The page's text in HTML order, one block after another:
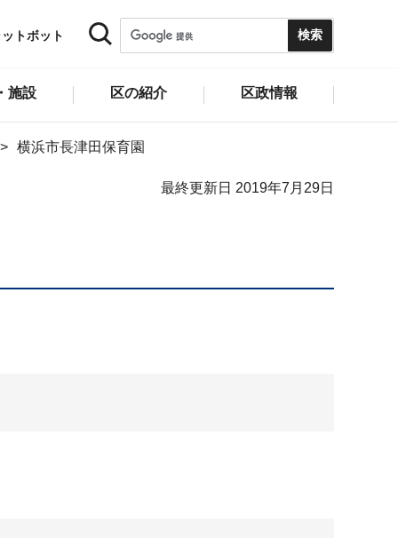
トボット
施設 区の紹介 区政情報
横浜市長津田保育園
最終更新日 2019年7月29日